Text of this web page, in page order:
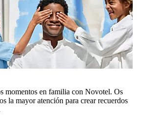
momentos en familia con Novotel. Os
la mayor atención para crear recuerdos